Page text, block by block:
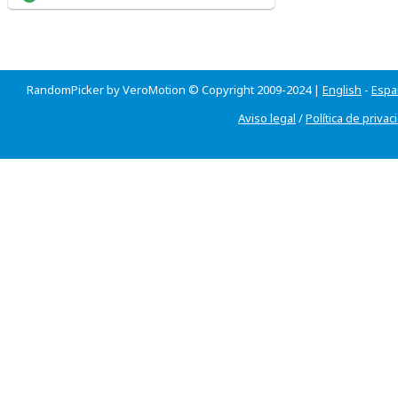
RandomPicker by VeroMotion © Copyright 2009-2024 | English -
Aviso legal /Política de